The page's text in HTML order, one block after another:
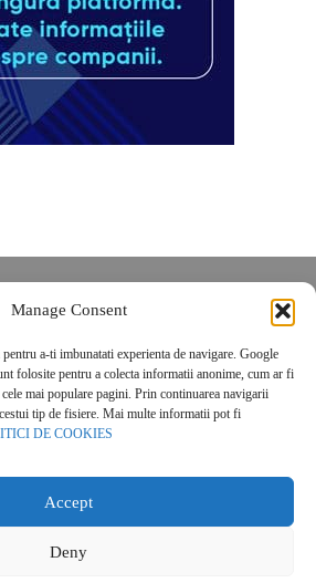
Manage Consent
a-ti imbunatati experienta de navigare. Google
folosite pentru a colecta informatii anonime, cum ar fi
mai populare pagini. Prin continuarea navigarii
tip de fisiere. Mai multe informatii pot fi
DE COOKIES
Accept
Deny
All Rights Reserved.